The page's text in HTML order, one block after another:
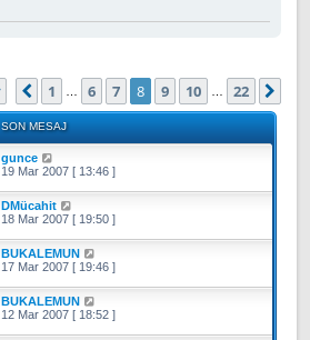
. sayfa (Toplam sayfa)
Önceki
1 6 7 8 9 10 22
SON MESAJ
gunce
19 Mar 2007 [ 13:46 ]
DMücahit
18 Mar 2007 [ 19:50 ]
BUKALEMUN
17 Mar 2007 [ 19:46 ]
BUKALEMUN
12 Mar 2007 [ 18:52 ]